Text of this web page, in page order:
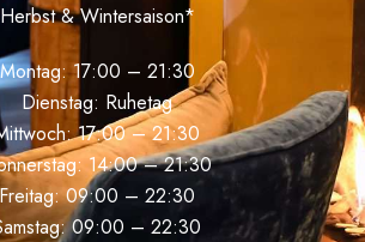
Herbst & Wintersaison*
Montag: 17:00 – 21:30
Dienstag: Ruhetag
17:00 – 21:30
14:00 – 21:30
Freitag: 09:00 – 22:30
09:00 – 22:30